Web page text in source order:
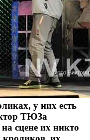
у них есть
ТЮЗа
сцене их никто